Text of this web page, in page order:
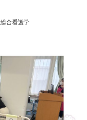
総合看護学